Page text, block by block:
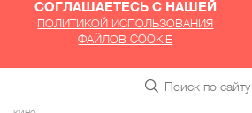
СОГЛАШАЕТЕСЬ С НАШЕЙ
ПОЛИТИКОЙ ИСПОЛЬЗОВАНИЯ
ФАЙЛОВ COOKIE